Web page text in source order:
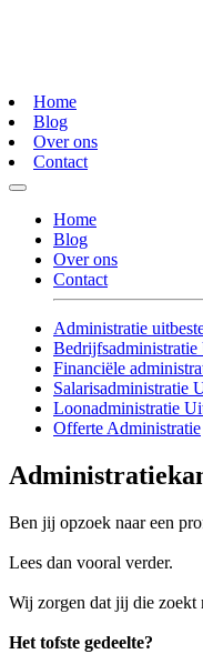
Home
Blog
Over ons
Contact
Home
Blog
Over ons
Contact
Administratie
Bedrijfsadministratie
Financiële
Salarisadministratie
Loonadministratie
Offerte Administratie
Ben jij opzoek naar een
Lees dan vooral verder.
Wij zorgen dat jij die zoekt
Het tofste gedeelte?